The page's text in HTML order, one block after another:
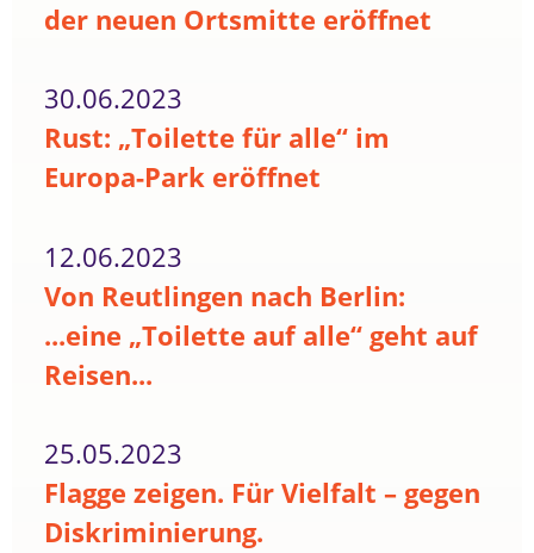
der neuen Ortsmitte eröffnet
30.06.2023
Rust: „Toilette für alle“ im
Europa-Park eröffnet
12.06.2023
Von Reutlingen nach Berlin:
...eine „Toilette auf alle“ geht auf
Reisen...
25.05.2023
Flagge zeigen. Für Vielfalt – gegen
Diskriminierung.